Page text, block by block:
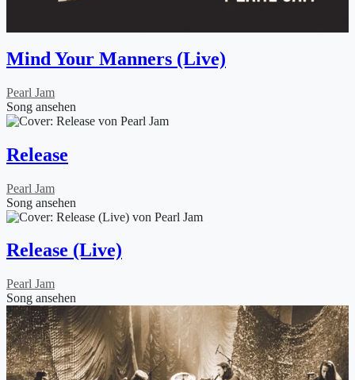
Mind Your Manners (Live)
Pearl Jam
Song ansehen
Release
Pearl Jam
Song ansehen
Release (Live)
Pearl Jam
Song ansehen